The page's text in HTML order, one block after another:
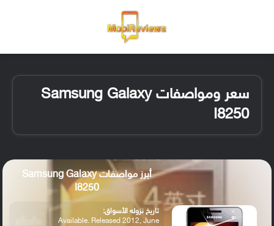
سعر ومواصفات Samsung Galaxy
I8250
أبرز مواصفات Samsung Galaxy
I8250
تاريخ نزوله الأسواق:
Available. Released 2012, June